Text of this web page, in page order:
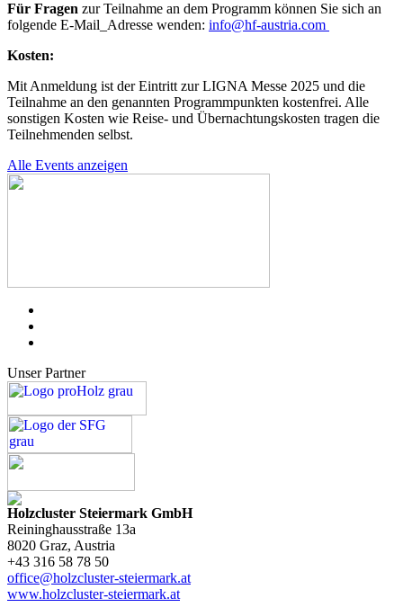
Für Fragen zur Teilnahme an dem Programm können Sie sich an
folgende E-Mail_Adresse wenden: info@hf-austria.com
Kosten:
Mit Anmeldung ist der Eintritt zur LIGNA Messe 2025 und die
Teilnahme an den genannten Programmpunkten kostenfrei. Alle
sonstigen Kosten wie Reise- und Übernachtungskosten tragen die
Teilnehmenden selbst.
Alle Events anzeigen
Unser Partner
Holzcluster Steiermark GmbH
Reininghausstraße 13a
8020 Graz, Austria
+43 316 58 78 50
office@holzcluster-steiermark.at
www.holzcluster-steiermark.at